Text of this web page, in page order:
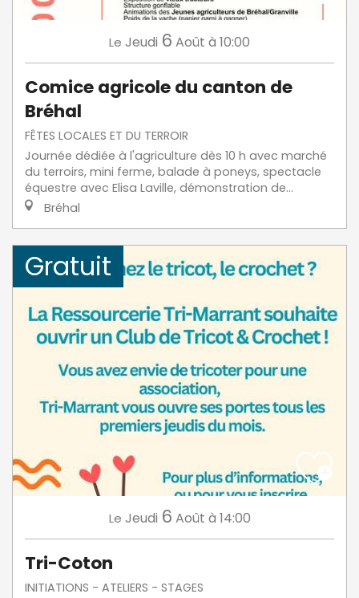
Le Jeudi 6 Août à 10:00
Comice agricole du canton de
Bréhal
FÊTES LOCALES ET DU TERROIR
Journée dédiée à l'agriculture dès 10 h avec marché
du terroirs, mini ferme, balade à poneys, spectacle
équestre avec Elisa Laville, démonstration de...
Bréhal
Gratuit
Le Jeudi 6 Août à 14:00
Tri-Coton
INITIATIONS - ATELIERS - STAGES